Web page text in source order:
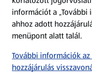
Fedezz fel minket az
Töltsd le az ALDI
információt a „További
ahhoz adott
menüpont alatt talál.
További információk
hozzájárulás